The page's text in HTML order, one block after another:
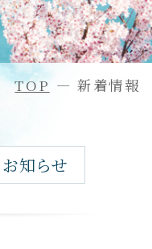
TOP 新着情報
お知らせ
クセス
過ごし方
日帰りプラン